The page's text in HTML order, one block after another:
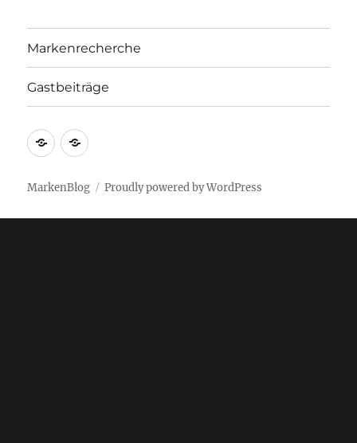
Markenrecherche
Gastbeiträge
Markenrecherche
Gastbeiträge
MarkenBlog Proudly powered by WordPress